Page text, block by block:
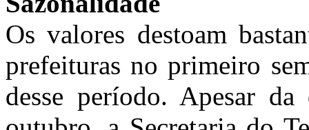
Os valores destoam
prefeituras no primeiro
desse período. Apesar